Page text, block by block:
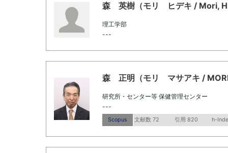
森 英樹（モリ ヒデキ / Mori,
理工学部
---
森 正明（モリ マサアキ /
研究所・センター等 保健管理センター
---
Scopus 文献数 72 引用 820 h-